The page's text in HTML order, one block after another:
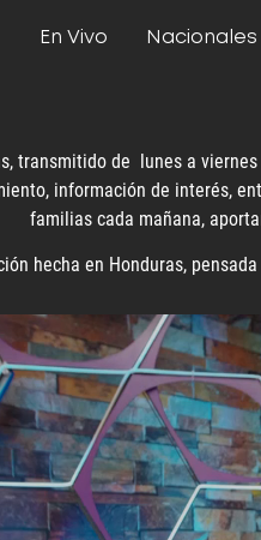
En Vivo Nacionales
transmitido de lunes a
información de interés,
familias cada mañana,
hecha en Honduras,